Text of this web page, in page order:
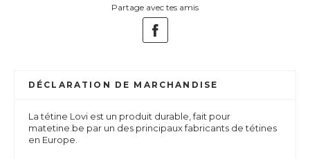
Partage avec tes amis
DÉCLARATION DE MARCHANDISE
La tétine Lovi est un produit durable, fait pour
matetine.be par un des principaux fabricants de tétines
en Europe.